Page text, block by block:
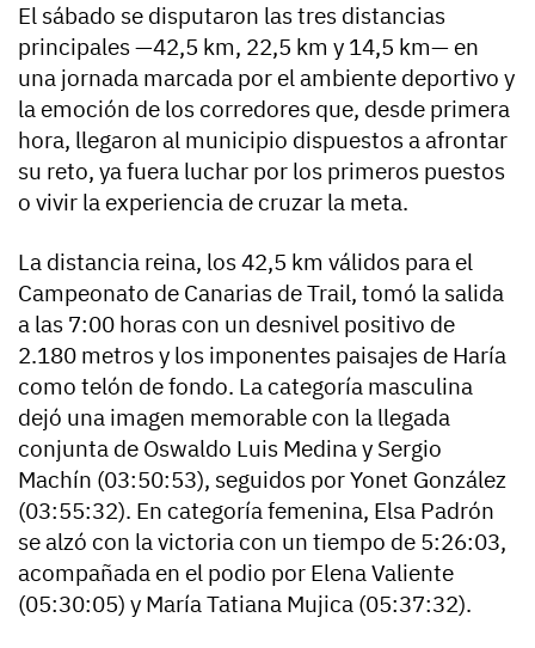
El sábado se disputaron las tres distancias
principales —42,5 km, 22,5 km y 14,5 km— en
una jornada marcada por el ambiente deportivo y
la emoción de los corredores que, desde primera
hora, llegaron al municipio dispuestos a afrontar
su reto, ya fuera luchar por los primeros puestos
o vivir la experiencia de cruzar la meta.
La distancia reina, los 42,5 km válidos para el
Campeonato de Canarias de Trail, tomó la salida
a las 7:00 horas con un desnivel positivo de
2.180 metros y los imponentes paisajes de Haría
como telón de fondo. La categoría masculina
dejó una imagen memorable con la llegada
conjunta de Oswaldo Luis Medina y Sergio
Machín (03:50:53), seguidos por Yonet González
(03:55:32). En categoría femenina, Elsa Padrón
se alzó con la victoria con un tiempo de 5:26:03,
acompañada en el podio por Elena Valiente
(05:30:05) y María Tatiana Mujica (05:37:32).